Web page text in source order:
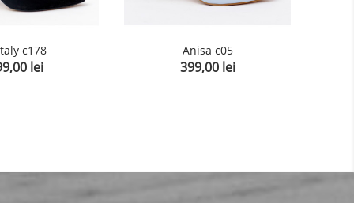
c178
lei
Anisa c05
Pret
399,00 lei